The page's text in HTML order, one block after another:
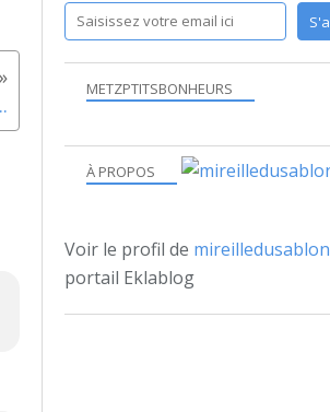
METZPTITSBONHEURS
À PROPOS
Voir le profil de mireilledusablon
portail Eklablog